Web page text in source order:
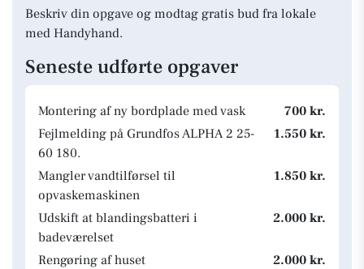
Beskriv din opgave og modtag gratis bud fra lokale
med Handyhand.
Seneste udførte opgaver
Montering af ny bordplade med vask
700 kr.
Fejlmelding på Grundfos ALPHA 2 25-
60 180.
1.550 kr.
Mangler vandtilførsel til
opvaskemaskinen
1.850 kr.
Udskift at blandingsbatteri i
badeværelset
2.000 kr.
Rengøring af huset
2.000 kr.